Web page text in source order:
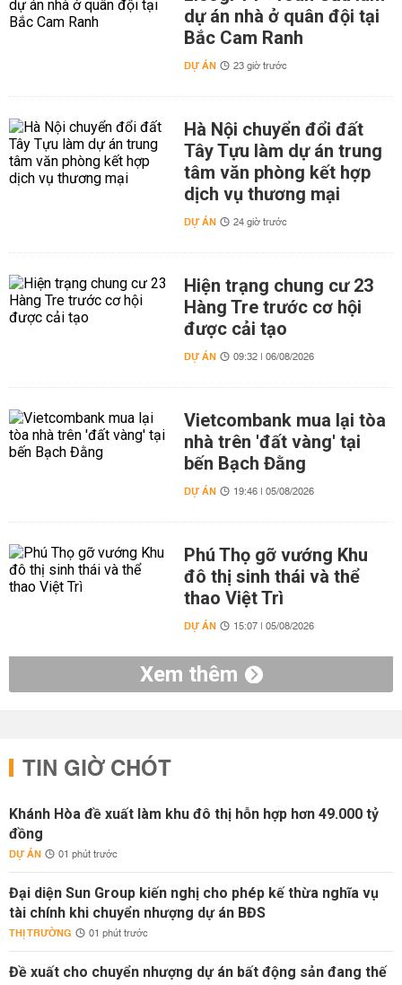
dự án nhà ở quân đội tại
Bắc Cam Ranh
DỰ ÁN 23 giờ trước
Hà Nội chuyển đổi đất
Tây Tựu làm dự án trung
tâm văn phòng kết hợp
dịch vụ thương mại
DỰ ÁN 24 giờ trước
Hiện trạng chung cư 23
Hàng Tre trước cơ hội
được cải tạo
DỰ ÁN 09:32 | 06/08/2026
Vietcombank mua lại tòa
nhà trên 'đất vàng' tại
bến Bạch Đằng
DỰ ÁN 19:46 | 05/08/2026
Phú Thọ gỡ vướng Khu
đô thị sinh thái và thể
thao Việt Trì
DỰ ÁN 15:07 | 05/08/2026
Xem thêm
TIN GIỜ CHÓT
Khánh Hòa đề xuất làm khu đô thị hỗn hợp hơn 49.000 tỷ
đồng
DỰ ÁN 01 phút trước
Đại diện Sun Group kiến nghị cho phép kế thừa nghĩa vụ
tài chính khi chuyển nhượng dự án BĐS
THỊ TRƯỜNG 01 phút trước
Đề xuất cho chuyển nhượng dự án bất động sản đang thế